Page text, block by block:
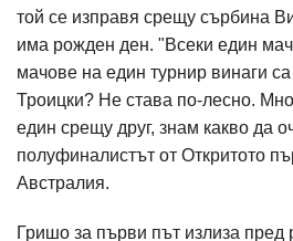
той се изправя срещу сърбина
има рожден ден. "Всеки един
мачове на един турнир винаги
Троицки? Не става по-лесно.
един срещу друг, знам какво да
полуфиналистът от Откритото
Австралия.
Гришо за първи път излиза пред